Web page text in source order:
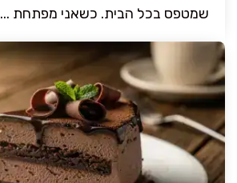
שמטפס בכל הבית. כשאני מפתחת ...